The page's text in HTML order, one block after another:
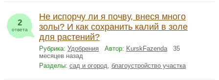
2
ответа
Не испорчу ли я почву, внеся много
золы? И как сохранить калий в золе
для растений?
Рубрика: Удобрения Автор: KurskFazenda35
месяцев назад
Разделы: сад и огород, благоустройство участка